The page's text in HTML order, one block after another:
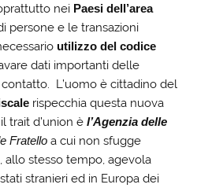
nei Paesi dell’area
persone e le transazioni
utilizzo del codice
dati importanti delle
L’uomo è cittadino del
rispecchia questa nuova
trait d’union èl’Agenzia delle
Fratello a cui non sfugge
stesso tempo, agevola
stranieri ed in Europa dei